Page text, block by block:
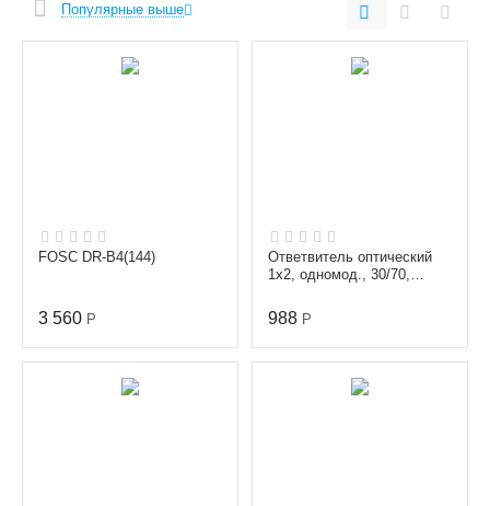
Популярные выше
FOSC DR-B4(144)
3 560 Р
Ответвитель оптический
1х2, одномод., 30/70,
mm, SC/APC
988 Р